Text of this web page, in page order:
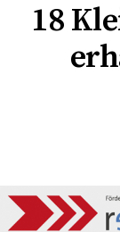
18